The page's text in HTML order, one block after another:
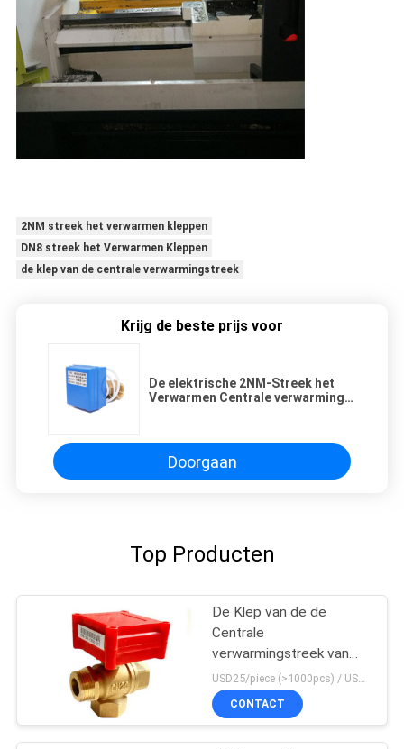
2NM streek het verwarmen kleppen
DN8 streek het Verwarmen Kleppen
de klep van de centrale verwarmingstreek
Krijg de beste prijs voor
De elektrische 2NM-Streek het
Verwarmen Centrale verwarming
Doorgaan
Top Producten
De Klep van de de
Centrale
verwarmingstreek van
draadhavens
CONTACT